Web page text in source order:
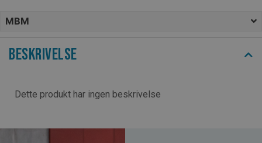
MBM
Beskrivelse
Dette produkt har ingen beskrivelse